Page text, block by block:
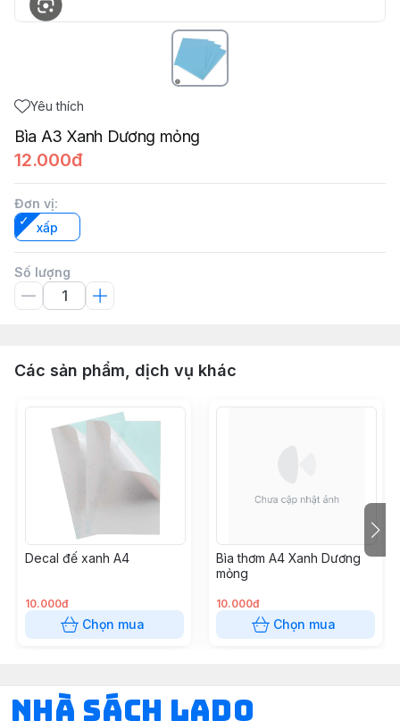
Yêu thích
Bìa A3 Xanh Dương mỏng
12.000đ
Đơn vị:
xấp
Số lượng
Các sản phẩm, dịch vụ khác
Decal đế xanh A4
10.000đ
Chọn mua
Bìa thơm A4 Xanh Dương
mỏng
10.000đ
Chọn mua
NHÀ SÁCH LADO